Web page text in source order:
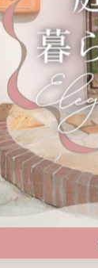
A様邸 福島
2023/02/02
目次○ お庭の
数年前に施工
AFTER施工後